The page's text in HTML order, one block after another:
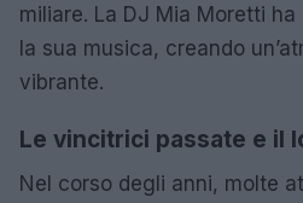
miliare. La DJ Mia Moretti
la sua musica, creando
vibrante.
Le vincitrici passate e il
Nel corso degli anni, molte